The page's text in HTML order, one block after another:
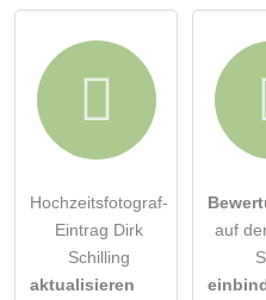
Hochzeitsfotograf-
Eintrag Dirk
Schilling
aktualisieren
auf